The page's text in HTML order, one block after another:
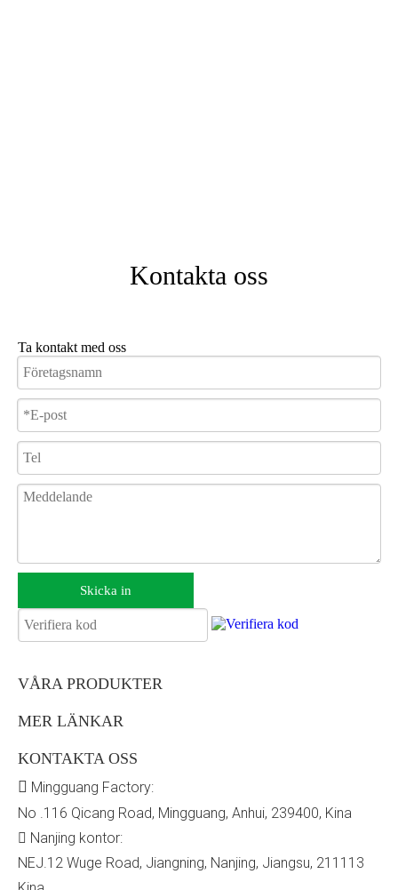
Kontakta oss
Ta kontakt med oss
Skicka in
VÅRA PRODUKTER
MER LÄNKAR
KONTAKTA OSS
 Mingguang Factory:
No .116 Qicang Road, Mingguang, Anhui, 239400, Kina
 Nanjing kontor:
NEJ.12 Wuge Road, Jiangning, Nanjing, Jiangsu, 211113